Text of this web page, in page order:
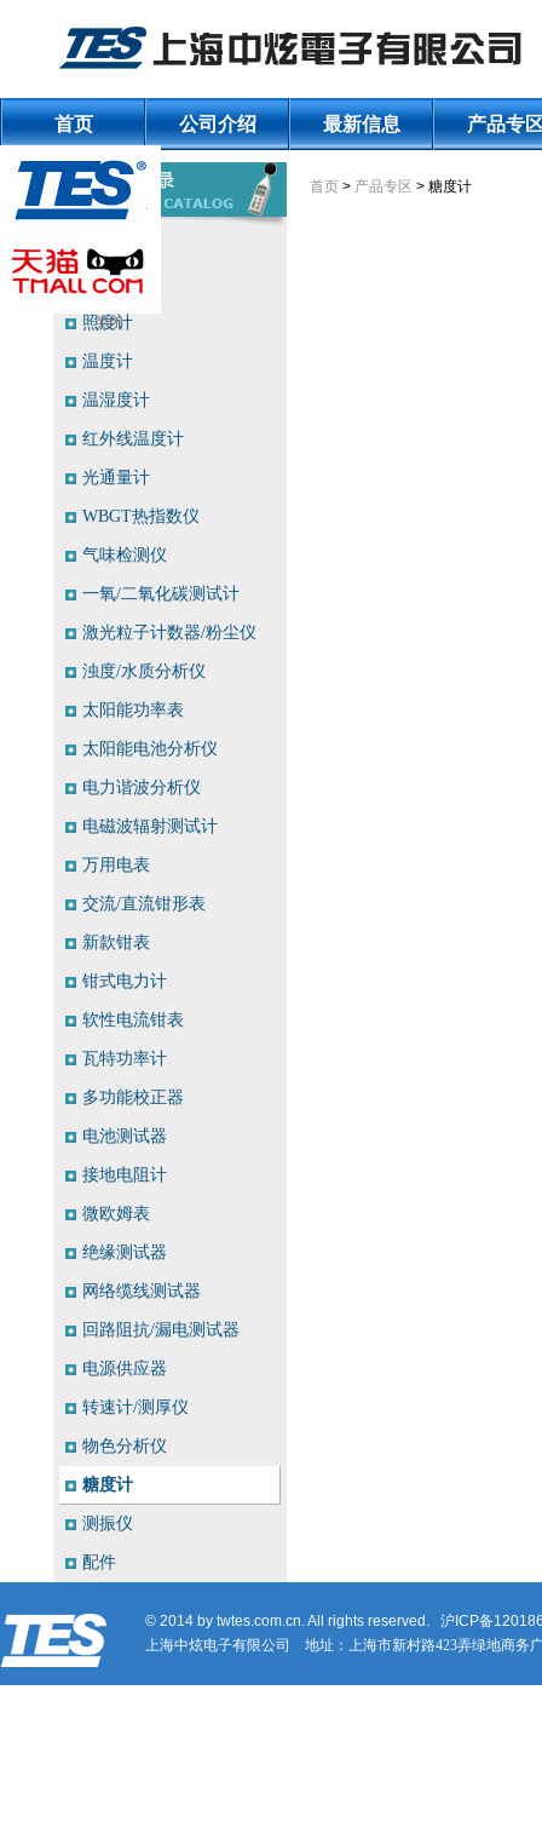
首页 公司介绍 最新信息 产品专
关闭
噪音计
风速计
照度计
温度计
温湿度计
红外线温度计
光通量计
WBGT热指数仪
气味检测仪
一氧/二氧化碳测试计
激光粒子计数器/粉尘仪
浊度/水质分析仪
太阳能功率表
太阳能电池分析仪
电力谐波分析仪
电磁波辐射测试计
万用电表
交流/直流钳形表
新款钳表
钳式电力计
软性电流钳表
瓦特功率计
多功能校正器
电池测试器
接地电阻计
微欧姆表
绝缘测试器
网络缆线测试器
回路阻抗/漏电测试器
电源供应器
转速计/测厚仪
物色分析仪
糖度计
测振仪
配件
首页> 产品专区 > 糖度计
© 2014 by twtes.com.cn. All rights reserved. 沪ICP备
上海中炫电子有限公司 地址：上海市新村路423弄绿地商务